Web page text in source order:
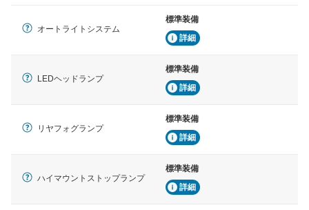
オートライトシステム
標準装備
詳細
LEDヘッドランプ
標準装備
詳細
リヤフォグランプ
標準装備
詳細
ハイマウントストップランプ
標準装備
詳細